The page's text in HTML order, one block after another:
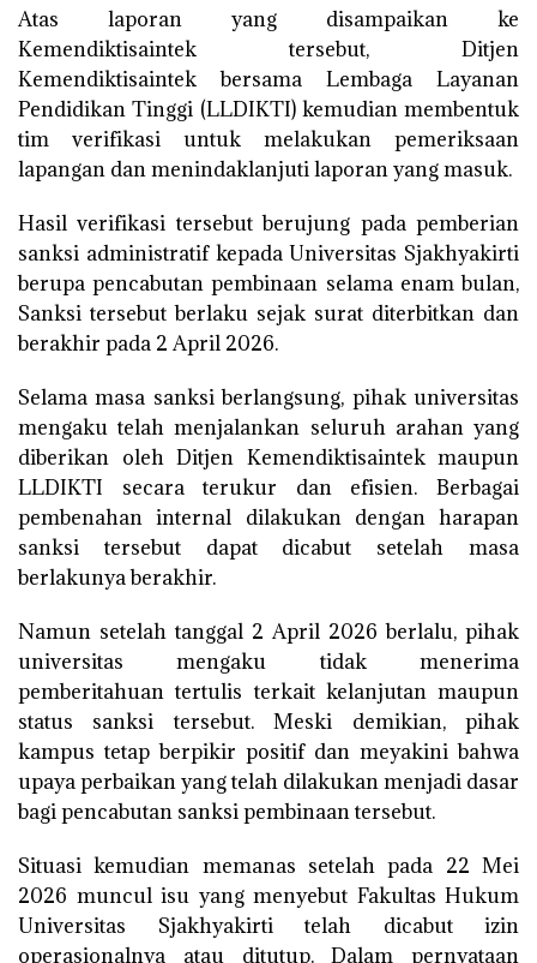
Atas laporan yang disampaikan ke
Kemendiktisaintek tersebut, Ditjen
Kemendiktisaintek bersama Lembaga Layanan
Pendidikan Tinggi (LLDIKTI) kemudian membentuk
tim verifikasi untuk melakukan pemeriksaan
lapangan dan menindaklanjuti laporan yang masuk.
Hasil verifikasi tersebut berujung pada pemberian
sanksi administratif kepada Universitas Sjakhyakirti
berupa pencabutan pembinaan selama enam bulan,
Sanksi tersebut berlaku sejak surat diterbitkan dan
berakhir pada 2 April 2026.
Selama masa sanksi berlangsung, pihak universitas
mengaku telah menjalankan seluruh arahan yang
diberikan oleh Ditjen Kemendiktisaintek maupun
LLDIKTI secara terukur dan efisien. Berbagai
pembenahan internal dilakukan dengan harapan
sanksi tersebut dapat dicabut setelah masa
berlakunya berakhir.
Namun setelah tanggal 2 April 2026 berlalu, pihak
universitas mengaku tidak menerima
pemberitahuan tertulis terkait kelanjutan maupun
status sanksi tersebut. Meski demikian, pihak
kampus tetap berpikir positif dan meyakini bahwa
upaya perbaikan yang telah dilakukan menjadi dasar
bagi pencabutan sanksi pembinaan tersebut.
Situasi kemudian memanas setelah pada 22 Mei
2026 muncul isu yang menyebut Fakultas Hukum
Universitas Sjakhyakirti telah dicabut izin
operasionalnya atau ditutup. Dalam pernyataan